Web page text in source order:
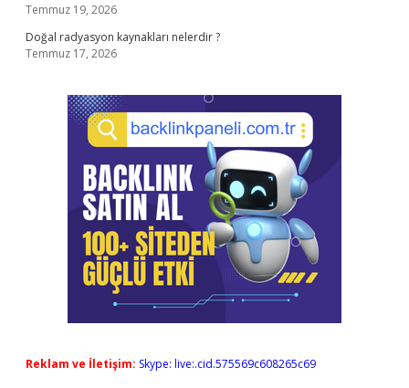
Temmuz 19, 2026
Doğal radyasyon kaynakları nelerdir ?
Temmuz 17, 2026
Reklam ve İletişim: Skype: live:.cid.575569c608265c69